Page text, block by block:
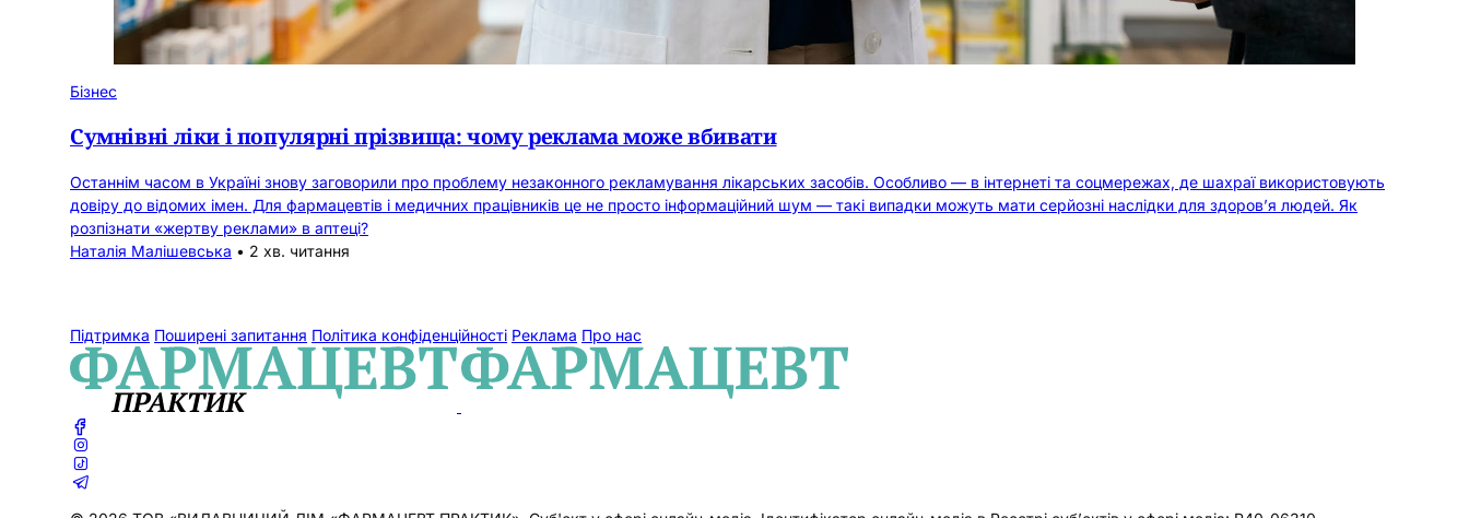
Бізнес
Сумнівні ліки і популярні прізвища: чому реклама може вбивати
Останнім часом в Україні знову заговорили про проблему незаконного рекламування лікарських засобів. Особливо — в інтернеті та соцмережах, де шахраї використовують
довіру до відомих імен. Для фармацевтів і медичних працівників це не просто інформаційний шум — такі випадки можуть мати серйозні наслідки для здоров’я людей. Як
розпізнати «жертву реклами» в аптеці?
Наталія Малішевська • 2 хв. читання
Підтримка Поширені запитання Політика конфіденційності Реклама Про нас